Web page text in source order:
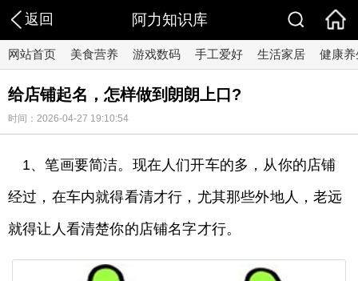
返回 阿力知识库
网站首页 美食营养 游戏数码 手工爱好 生活家居 健康养
给店铺起名，怎样做到朗朗上口?
时间：2026-04-27 19:10:54
1、笔画要简洁。现在人们开车的多，从你的店铺
经过，在车内就得看清才行，尤其那些外地人，老远
就得让人看清楚你的店铺名字才行。